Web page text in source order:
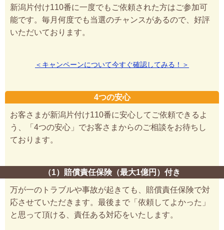
新潟片付け110番に一度でもご依頼された方はご参加可
能です。毎月何度でも当選のチャンスがあるので、好評
いただいております。
＜キャンペーンについて今すぐ確認してみる！＞
4つの安心
お客さまが新潟片付け110番に安心してご依頼できるよ
う、「4つの安心」でお客さまからのご相談をお待ちし
ております。
（1）賠償責任保険（最大1億円）付き
万が一のトラブルや事故が起きても、賠償責任保険で対
応させていただきます。最後まで「依頼してよかった」
と思って頂ける、責任ある対応をいたします。